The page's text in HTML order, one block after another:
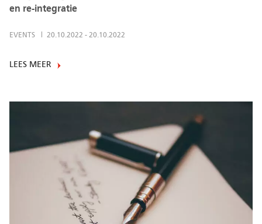
en re-integratie
EVENTS 20.10.2022 - 20.10.2022
LEES MEER